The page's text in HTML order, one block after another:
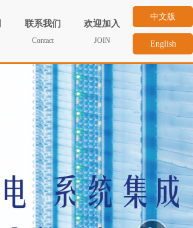
联系我们
Contact
欢迎加入
JOIN
中文版
English